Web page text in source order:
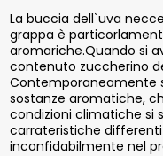
La buccia dell`uva
grappa è
aromariche.Quando si
contenuto zuccherino
Contemporaneamente
sostanze aromatiche,
condizioni climatiche si
carrateristiche
inconfidabilmente nel